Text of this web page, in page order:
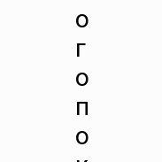
о
г
о
п
о